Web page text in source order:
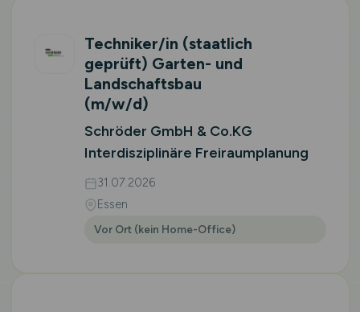
Techniker/in (staatlich
geprüft) Garten- und
Landschaftsbau
(m/w/d)
Schröder GmbH & Co.KG
Interdisziplinäre Freiraumplanung
31.07.2026
Essen
Vor Ort (kein Home-Office)